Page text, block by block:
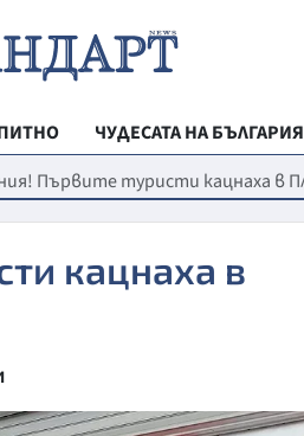
ЧУДЕСАТА НА БЪЛГАРИЯ
РЕГИОНАЛНИ
ВЕСТНИК
МЛАДЕЖКА
Първите туристи кацнаха в
кацнаха в